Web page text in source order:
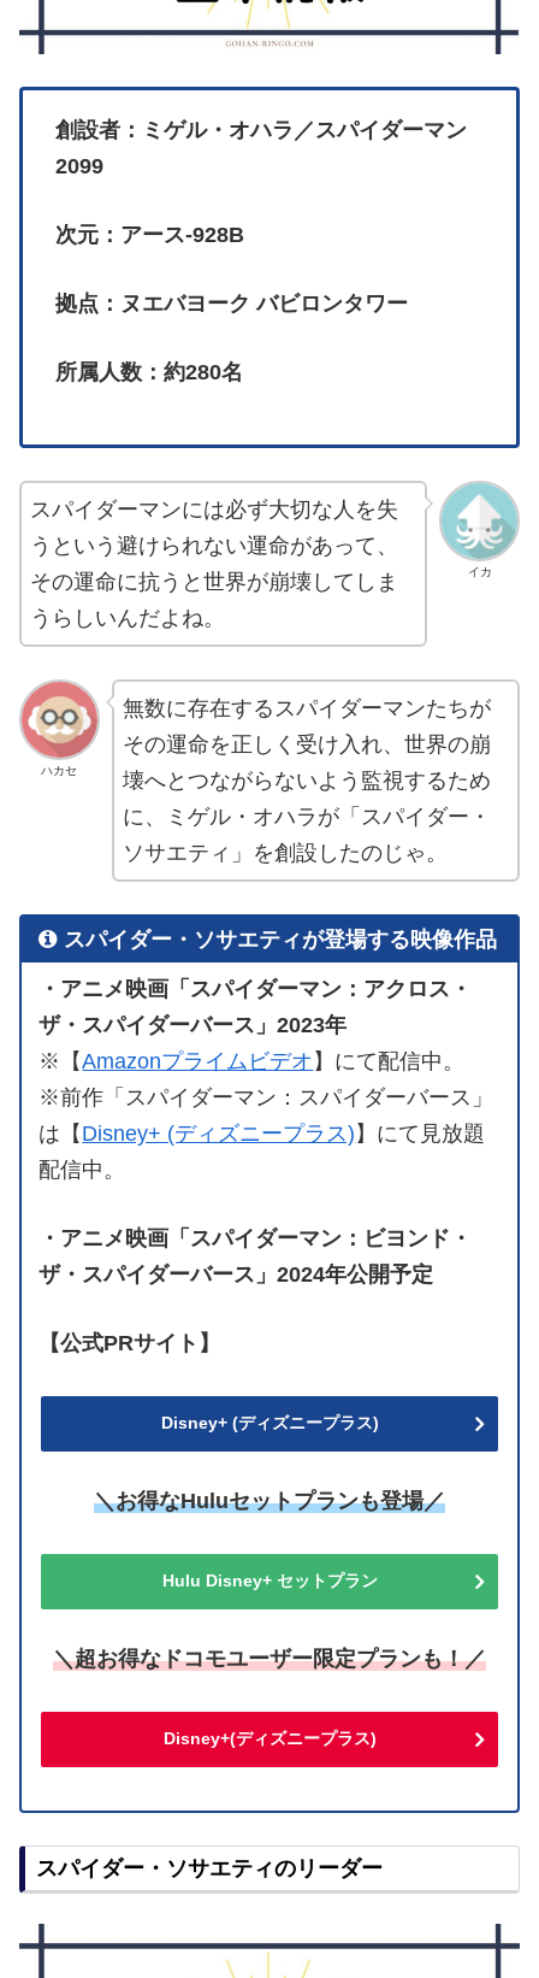
創設者：ミゲル・オハラ／スパイダーマン
2099
次元：アース‐928B
拠点：ヌエバヨーク バビロンタワー
所属人数：約280名
イカ
スパイダーマンには必ず大切な人を失
うという避けられない運命があって、
その運命に抗うと世界が崩壊してしま
うらしいんだよね。
ハカセ
無数に存在するスパイダーマンたちが
その運命を正しく受け入れ、世界の崩
壊へとつながらないよう監視するため
に、ミゲル・オハラが「スパイダー・
ソサエティ」を創設したのじゃ。
スパイダー・ソサエティが登場する映像作品
・アニメ映画「スパイダーマン：アクロス・
ザ・スパイダーバース」2023年
※【Amazonプライムビデオ 】にて配信中。
※前作「スパイダーマン：スパイダーバース」
は【 Disney+ (ディズニープラス) 】にて見放題
配信中。
・アニメ映画「スパイダーマン：ビヨンド・
ザ・スパイダーバース」2024年公開予定
【公式PRサイト】
Disney+ (ディズニープラス)
＼お得なHuluセットプランも登場／
Hulu Disney+ セットプラン
＼超お得なドコモユーザー限定プランも！／
Disney+(ディズニープラス)
スパイダー・ソサエティのリーダー